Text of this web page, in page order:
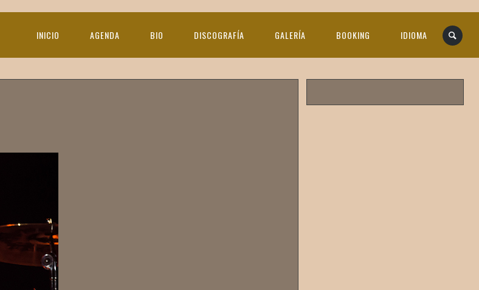
INICIO AGENDA BIO DISCOGRAFÍA GALERÍA BOOKING IDIOMA